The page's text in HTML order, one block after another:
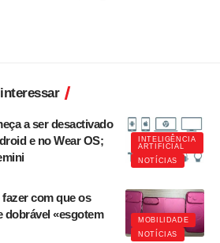
INTELIGÊNCIA
ARTIFICIAL
NOTÍCIAS
a ser desactivado
e no Wear OS;
MOBILIDADE
NOTÍCIAS
com que os
dobrável «esgotem